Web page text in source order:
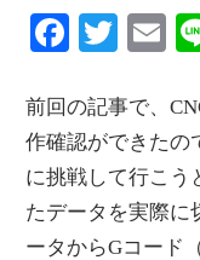
た
な
情
報
を
世
前回の記事で、
作確認ができたの
に挑戦して行こう
たデータを実際に
ータからGコード